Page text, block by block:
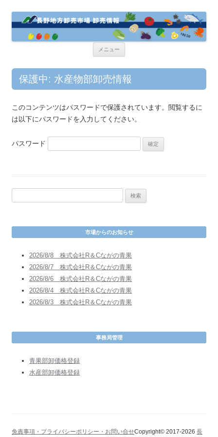
メニュー
ン
ツ
へ
プ
保護中: 水産物部卸売情報
このコンテンツはパスワードで保護されています。閲覧するに
は以下にパスワードを入力してください。
パスワード
市場からのお知らせ
2026/8/8 株式会社R＆Cながの青果
2026/8/7 株式会社R＆Cながの青果
2026/8/6 株式会社R＆Cながの青果
2026/8/4 株式会社R＆Cながの青果
2026/8/3 株式会社R＆Cながの青果
事務局管理
青果部卸価格登録
水産部卸価格登録
免責事項・プライバシーポリシー・お問い合せCopyright© 2017-2026 長